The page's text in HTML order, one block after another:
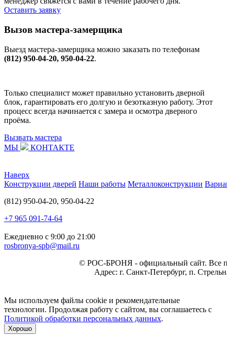
Оставить заявку
Вызов мастера-замерщика
Выезд мастера-замерщика можно заказать по телефонам
(812) 950-04-20, 950-04-22.
Только специалист может правильно установить дверной
блок, гарантировать его долгую и безотказную работу. Этот
процесс всегда начинается с замера и осмотра дверного
проёма.
Вызвать мастера
МЫ
КОНТАКТЕ
Наверх
Конструкции дверей Наши работы Металлоконструкции
(812) 950-04-20, 950-04-22
+7 965 091-74-64
Ежедневно с 9:00 до 21:00
rosbronya-spb@mail.ru
© РОС-БРОНЯ- официальный сайт. Все
Адрес: г. Санкт-Петербург, п.
Мы используем файлы cookie и рекомендательные
технологии. Продолжая работу с сайтом, вы соглашаетесь с
Политикой обработки персональных данных.
Хорошо